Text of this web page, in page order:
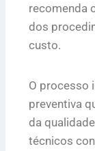
recomenda
dos
custo.
O processo
preventiva
da
técnicos